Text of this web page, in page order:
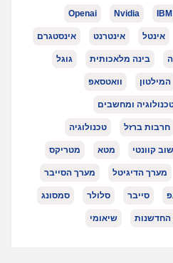
IBM
Nvidia
Openai
אינטל אינטרנט אינסטגרם
בינה מלאכותית גוגל
המילטון וואטסאפ
ומחשבים
חרבות ברזל טכנולוגיה
קוונטי מטא מטריקס
מערך הדיגיטל מערך הסייבר
סייבר סלולר סמסונג
החדשנות שיאומי